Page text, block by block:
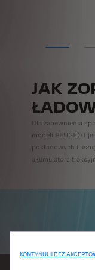
JAK
Dla zapewnienia
modeli PEUGEOT
pokładowych i
akumulatora
KONTYNUUJ BEZ